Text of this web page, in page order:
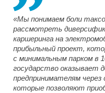
«Мы понимаем боли
рассмотреть
каршеринга на
прибыльный проект,
с минимальным парком в
государство оказывает
предпринимателям
которые позволяют